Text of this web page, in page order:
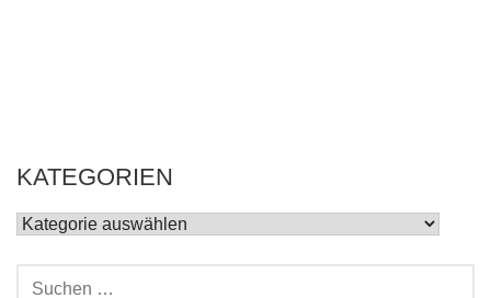
KATEGORIEN
KATEGORIEN